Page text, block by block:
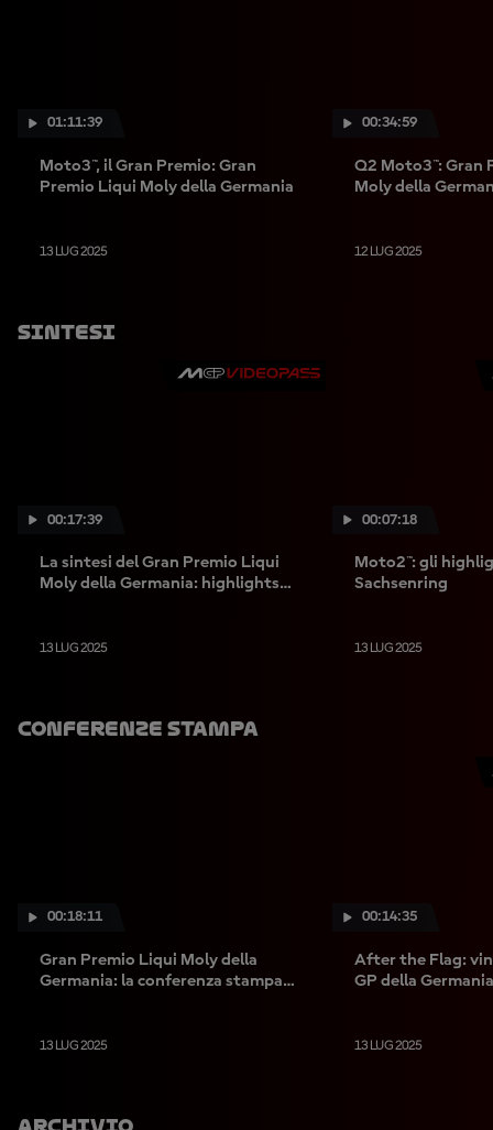
01:11:39
Moto3™, il Gran Premio: Gran
Premio Liqui Moly della Germania
13 LUG 2025
00:34:59
Q2 Moto3™: Gran
Moly della
12 LUG 2025
Sintesi
00:17:39
La sintesi del Gran Premio Liqui
Moly della Germania: highlights
13 LUG 2025
00:07:18
Moto2™: gli
Sachsenring
13 LUG 2025
Conferenze Stampa
00:18:11
Gran Premio Liqui Moly della
Germania: la conferenza stampa
13 LUG 2025
00:14:35
After the Flag:
GP della
13 LUG 2025